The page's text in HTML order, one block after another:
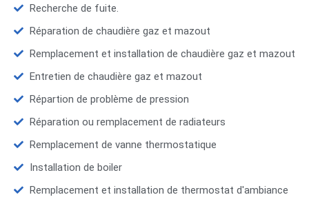
Recherche de fuite.
Réparation de chaudière gaz et mazout
Remplacement et installation de chaudière gaz et mazout
Entretien de chaudière gaz et mazout
Répartion de problème de pression
Réparation ou remplacement de radiateurs
Remplacement de vanne thermostatique
Installation de boiler
Remplacement et installation de thermostat d'ambiance